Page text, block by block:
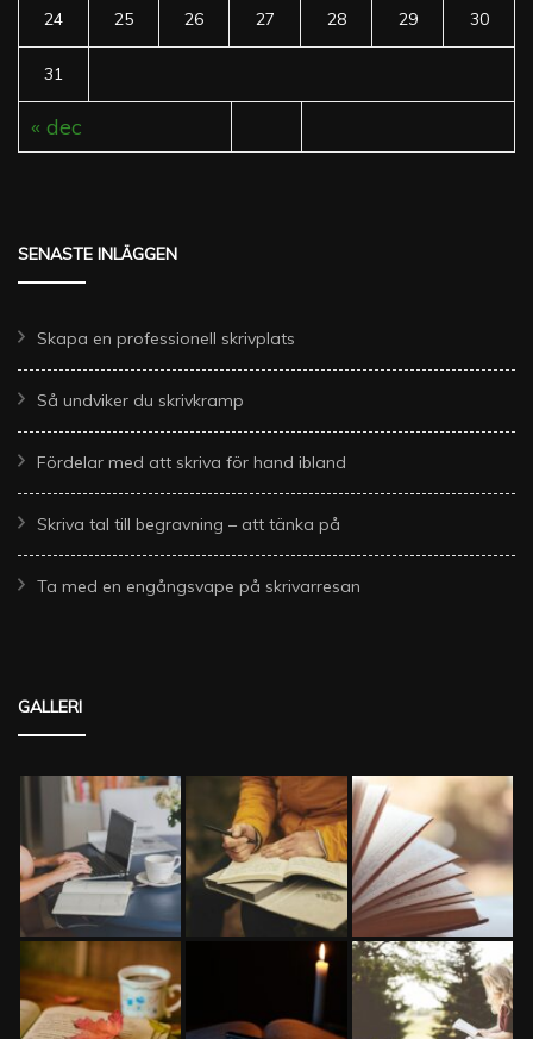
24 25 26 27 28 29 30
31
« dec
SENASTE INLÄGGEN
Skapa en professionell skrivplats
Så undviker du skrivkramp
Fördelar med att skriva för hand ibland
Skriva tal till begravning – att tänka på
Ta med en engångsvape på skrivarresan
GALLERI